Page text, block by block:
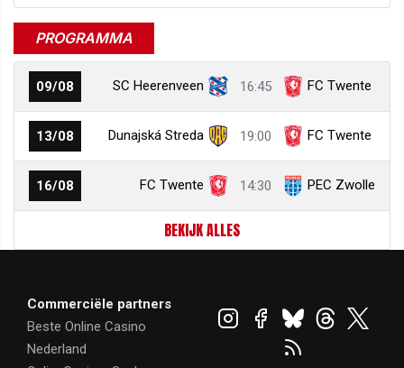
PROGRAMMA
09/08 SC Heerenveen 16:45 FC Twente
13/08 Dunajská Streda 19:00 FC Twente
16/08 FC Twente 14:30 PEC Zwolle
BEKIJK ALLES
Commerciële partners
Beste Online Casino
Nederland